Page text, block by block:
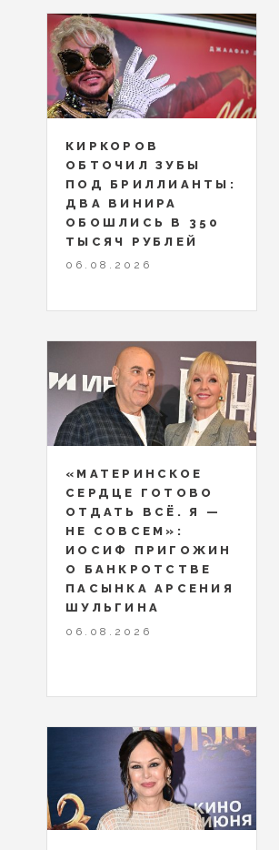
КИРКОРОВ
ОБТОЧИЛ ЗУБЫ
ПОД БРИЛЛИАНТЫ:
ДВА ВИНИРА
ОБОШЛИСЬ В 350
ТЫСЯЧ РУБЛЕЙ
06.08.2026
«МАТЕРИНСКОЕ
СЕРДЦЕ ГОТОВО
ОТДАТЬ ВСЁ. Я —
НЕ СОВСЕМ»:
ИОСИФ ПРИГОЖИН
О БАНКРОТСТВЕ
ПАСЫНКА АРСЕНИЯ
ШУЛЬГИНА
06.08.2026